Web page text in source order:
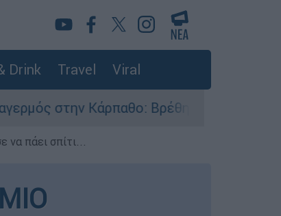
Drink Travel Viral
Βρέθηκαν παλιά πυρομαχικά στο
να πάει σπίτι...